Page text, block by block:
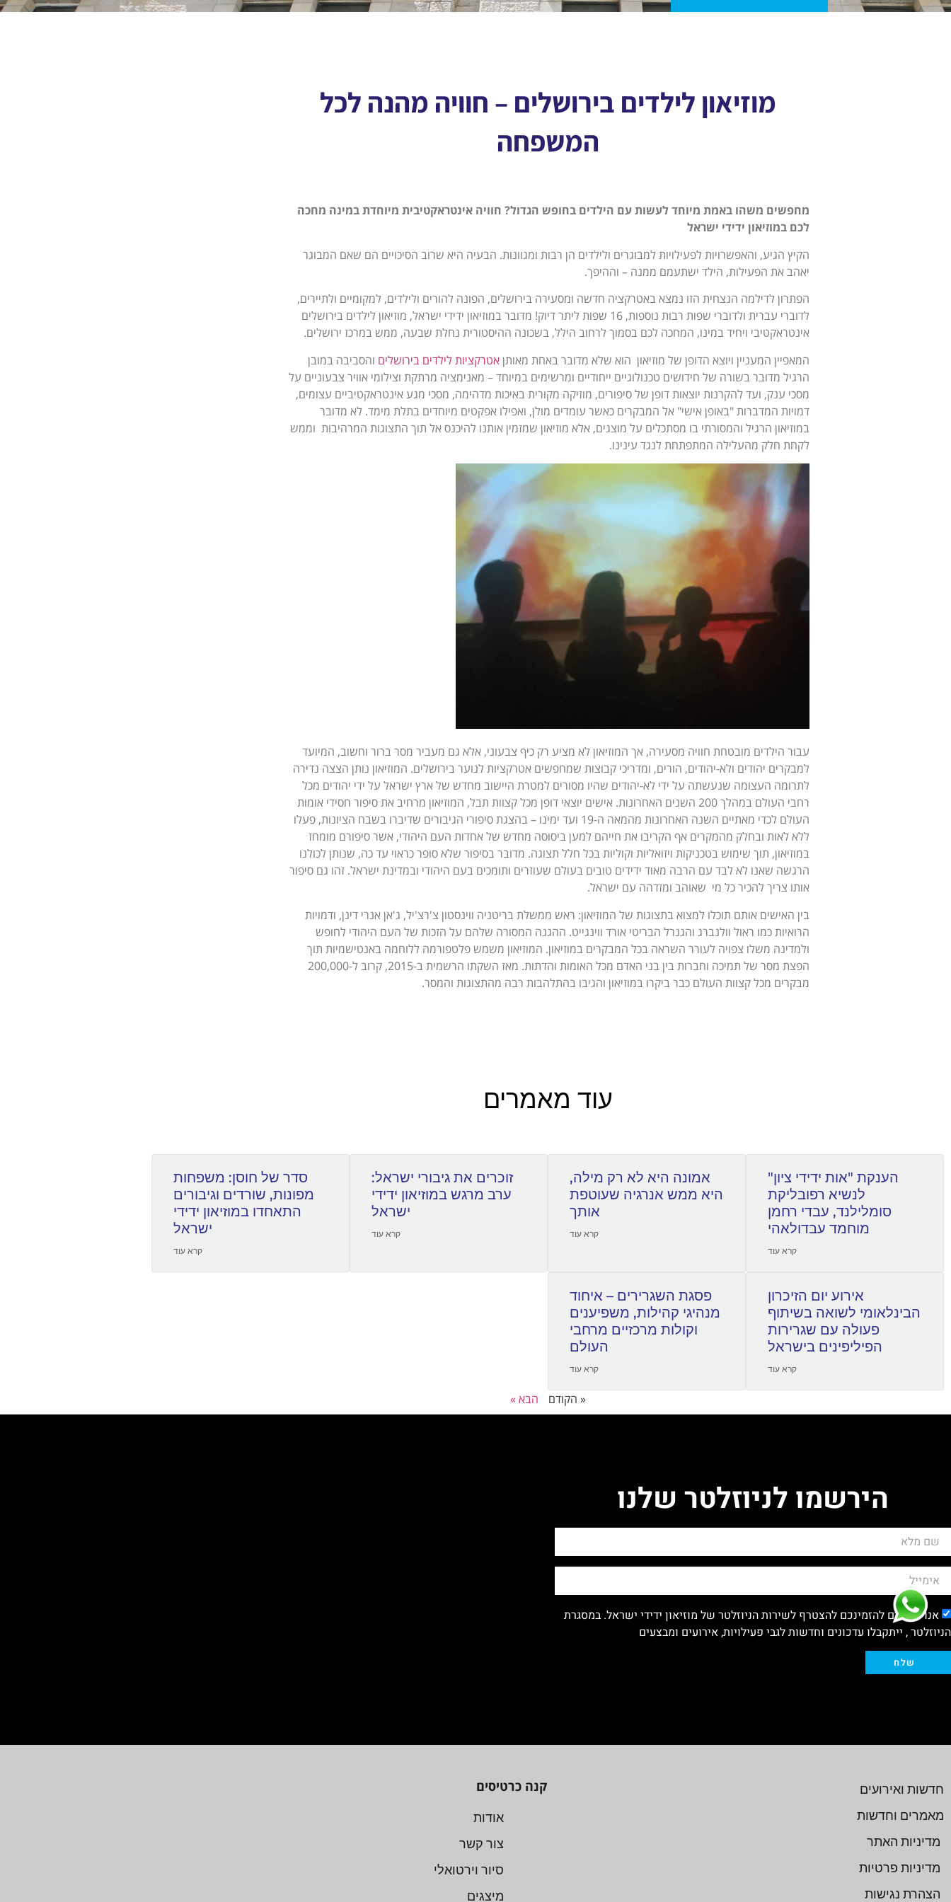
מוזיאון לילדים בירושלים – חוויה מהנה לכל
המשפחה
מחפשים משהו באמת מיוחד לעשות עם הילדים בחופש הגדול? חוויה אינטראקטיבית מיוחדת במינה מחכה
לכם במוזיאון ידידי ישראל
הקיץ הגיע, והאפשרויות לפעילויות למבוגרים ולילדים הן רבות ומגוונות. הבעיה היא שרוב הסיכויים הם שאם המבוגר
יאהב את הפעילות, הילד ישתעמם ממנה – וההיפך.
הפתרון לדילמה הנצחית הזו נמצא באטרקציה חדשה ומסעירה בירושלים, הפונה להורים ולילדים, למקומיים ולתיירים,
לדוברי עברית ולדוברי שפות רבות נוספות, 16 שפות ליתר דיוק! מדובר במוזיאון ידידי ישראל, מוזיאון לילדים בירושלים
אינטראקטיבי ויחיד במינו, המחכה לכם בסמוך לרחוב הילל, בשכונה ההיסטורית נחלת שבעה, ממש במרכז ירושלים.
המאפיין המעניין ויוצא הדופן של מוזיאון הוא שלא מדובר באחת מאותןאטרקציות לילדים בירושלים והסביבה במובן
הרגיל מדובר בשורה של חידושים טכנולוגיים ייחודיים ומרשימים במיוחד – מאנימציה מרתקת וצילומי אוויר צבעוניים על
מסכי ענק, ועד להקרנות יוצאות דופן של סיפורים, מוזיקה מקורית באיכות מדהימה, מסכי מגע אינטראקטיביים עצומים,
דמויות המדברות "באופן אישי" אל המבקרים כאשר עומדים מולן, ואפילו אפקטים מיוחדים בתלת מימד. לא מדובר
במוזיאון הרגיל והמסורתי בו מסתכלים על מוצגים, אלא מוזיאון שמזמין אותנו להיכנס אל תוך התצוגות המרהיבות וממש
לקחת חלק מהעלילה המתפתחת לנגד עינינו.
עבור הילדים מובטחת חוויה מסעירה, אך המוזיאון לא מציע רק כיף צבעוני, אלא גם מעביר מסר ברור וחשוב, המיועד
למבקרים יהודים ולא-יהודים, הורים, ומדריכי קבוצות שמחפשים אטרקציות לנוער בירושלים. המוזיאון נותן הצצה נדירה
לתרומה העצומה שנעשתה על ידי לא-יהודים שהיו מסורים למטרת היישוב מחדש של ארץ ישראל על ידי יהודים מכל
רחבי העולם במהלך 200 השנים האחרונות. אישים יוצאי דופן מכל קצוות תבל, המוזיאון מרחיב את סיפור חסידי אומות
העולם לכדי מאתיים השנה האחרונות מהמאה ה-19 ועד ימינו – בהצגת סיפורי הגיבורים שדיברו בשבח הציונות, פעלו
ללא לאות ובחלק מהמקרים אף הקריבו את חייהם למען ביסוסה מחדש של אחדות העם היהודי, אשר סיפורם מומחז
במוזיאון, תוך שימוש בטכניקות ויזואליות וקוליות בכל חלל תצוגה. מדובר בסיפור שלא סופר כראוי עד כה, שנותן לכולנו
הרגשה שאנו לא לבד עם הרבה מאוד ידידים טובים בעולם שעוזרים ותומכים בעם היהודי ובמדינת ישראל. זהו גם סיפור
אותו צריך להכיר כל מי שאוהב ומזדהה עם ישראל.
בין האישים אותם תוכלו למצוא בתצוגות של המוזיאון: ראש ממשלת בריטניה ווינסטון צ'רצ'יל, ג'אן אנרי דינן, ודמויות
הרואיות כמו ראול וולנברג והגנרל הבריטי אורד ווינגייט. ההגנה המסורה שלהם על הזכות של העם היהודי לחופש
ולמדינה משלו צפויה לעורר השראה בכל המבקרים במוזיאון. המוזיאון משמש פלטפורמה ללוחמה באנטישמיות תוך
הפצת מסר של תמיכה וחברות בין בני האדם מכל האומות והדתות. מאז השקתו הרשמית ב-2015, קרוב ל-200,000
מבקרים מכל קצוות העולם כבר ביקרו במוזיאון והגיבו בהתלהבות רבה מהתצוגות והמסר.
עוד מאמרים
הענקת "אות ידידי ציון"
לנשיא רפובליקת
סומלילנד, עבדי רחמן
מוחמד עבדולאהי
קרא עוד
אמונה היא לא רק מילה,
היא ממש אנרגיה שעוטפת
אותך
קרא עוד
זוכרים את גיבורי ישראל:
ערב מרגש במוזיאון ידידי
ישראל
קרא עוד
סדר של חוסן: משפחות
מפונות, שורדים וגיבורים
התאחדו במוזיאון ידידי
ישראל
קרא עוד
אירוע יום הזיכרון
הבינלאומי לשואה בשיתוף
פעולה עם שגרירות
הפיליפינים בישראל
קרא עוד
פסגת השגרירים – איחוד
מנהיגי קהילות, משפיענים
וקולות מרכזיים מרחבי
העולם
קרא עוד
« הקודם הבא »
הירשמו לניוזלטר שלנו
אנו שמחים להזמינכם להצטרף לשירות הניוזלטר של מוזיאון ידידי ישראל. במסגרת
הניוזלטר , ייתקבלו עדכונים וחדשות לגבי פעילויות, אירועים ומבצעים
שלח
חדשות ואירועים
מאמרים וחדשות
מדיניות האתר
מדיניות פרטיות
הצהרת נגישות
קנה כרטיסים
אודות
צור קשר
סיור וירטואלי
מיצגים